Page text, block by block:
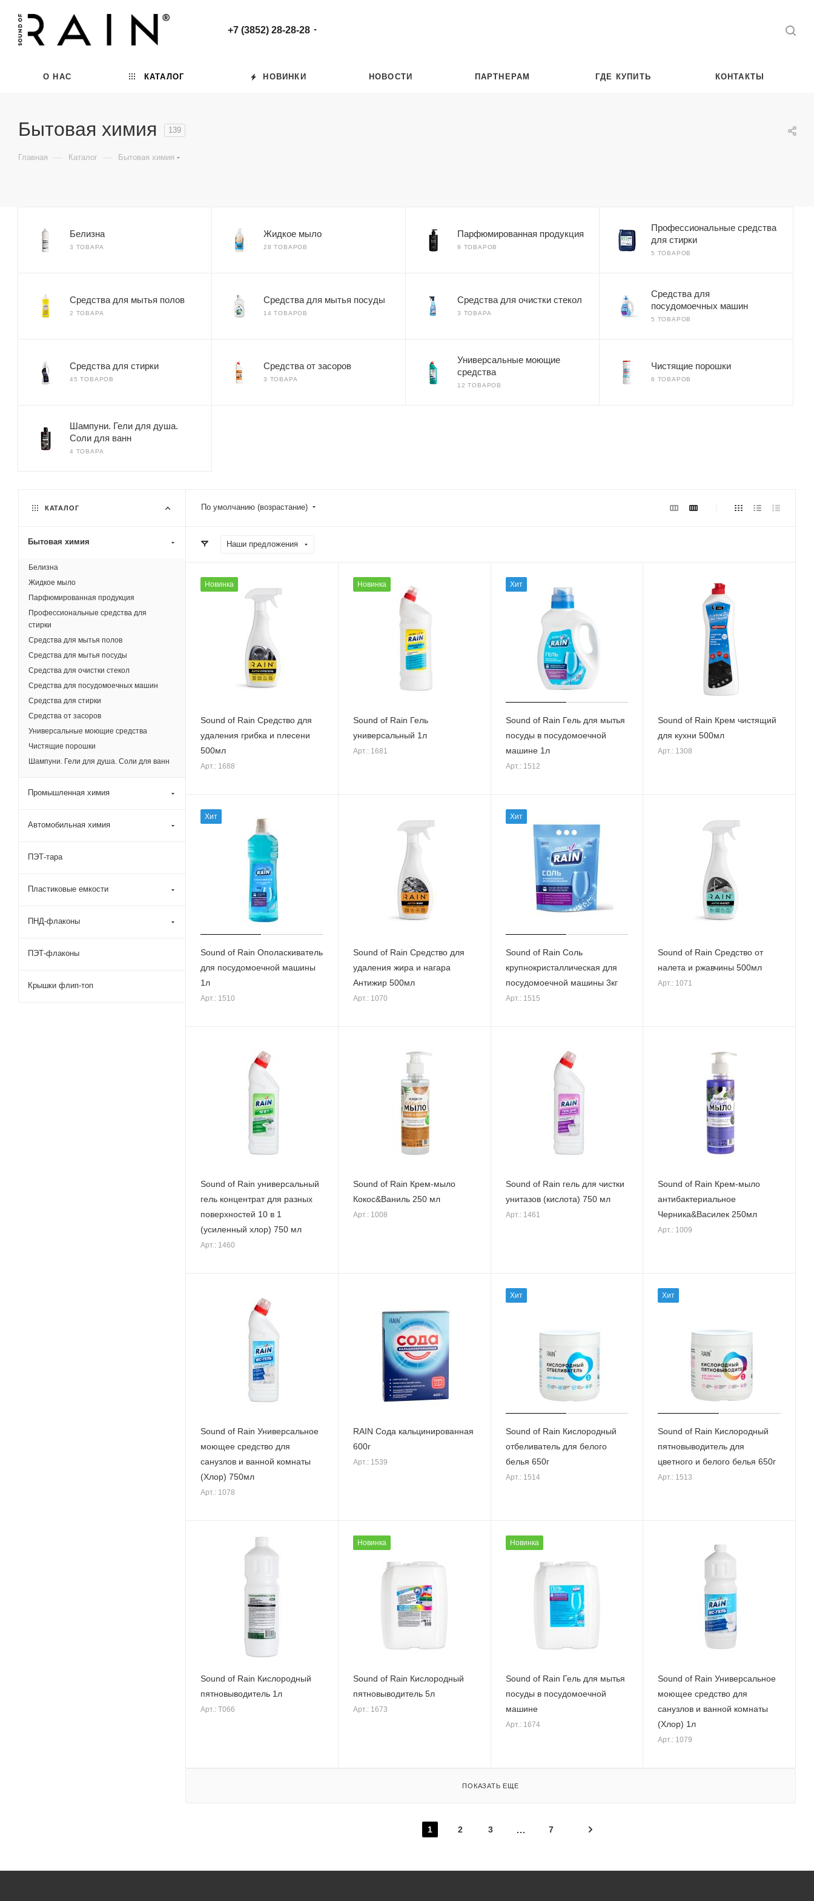
+7 (3852) 28-28-28
О НАС КАТАЛОГ НОВИНКИ НОВОСТИ ПАРТНЕРАМ ГДЕ КУПИТЬ КОНТАКТЫ
Бытовая химия 139
Главная — Каталог — Бытовая химия
Белизна
3 ТОВАРА
Жидкое мыло
28 ТОВАРОВ
Парфюмированная продукция
9 ТОВАРОВ
Профессиональные средства
для стирки
5 ТОВАРОВ
Средства для мытья полов
2 ТОВАРА
Средства для мытья посуды
14 ТОВАРОВ
Средства для очистки стекол
3 ТОВАРА
Средства для
посудомоечных машин
5 ТОВАРОВ
Средства для стирки
45 ТОВАРОВ
Средства от засоров
3 ТОВАРА
Универсальные моющие
средства
12 ТОВАРОВ
Чистящие порошки
6 ТОВАРОВ
Шампуни. Гели для душа.
Соли для ванн
4 ТОВАРА
По умолчанию (возрастание)
Наши предложения
Новинка
Sound of Rain Средство для
удаления грибка и плесени
500мл
Арт.: 1688
Новинка
Sound of Rain Гель
универсальный 1л
Арт.: 1681
Хит
Sound of Rain Гель для мытья
посуды в посудомоечной
машине 1л
Арт.: 1512
Sound of Rain Крем чистящий
для кухни 500мл
Арт.: 1308
Хит
Sound of Rain Ополаскиватель
для посудомоечной машины
1л
Арт.: 1510
Sound of Rain Средство для
удаления жира и нагара
Антижир 500мл
Арт.: 1070
Хит
Sound of Rain Соль
крупнокристаллическая для
посудомоечной машины 3кг
Арт.: 1515
Sound of Rain Средство от
налета и ржавчины 500мл
Арт.: 1071
Sound of Rain универсальный
гель концентрат для разных
поверхностей 10 в 1
(усиленный хлор) 750 мл
Арт.: 1460
Sound of Rain Крем-мыло
Кокос&Ваниль 250 мл
Арт.: 1008
Sound of Rain гель для чистки
унитазов (кислота) 750 мл
Арт.: 1461
Sound of Rain Крем-мыло
антибактериальное
Черника&Василек 250мл
Арт.: 1009
Sound of Rain Универсальное
моющее средство для
санузлов и ванной комнаты
(Хлор) 750мл
Арт.: 1078
RAIN Сода кальцинированная
600г
Арт.: 1539
Хит
Sound of Rain Кислородный
отбеливатель для белого
белья 650г
Арт.: 1514
Хит
Sound of Rain Кислородный
пятновыводитель для
цветного и белого белья 650г
Арт.: 1513
Sound of Rain Кислородный
пятновыводитель 1л
Арт.: Т066
Новинка
Sound of Rain Кислородный
пятновыводитель 5л
Арт.: 1673
Новинка
Sound of Rain Гель для мытья
посуды в посудомоечной
машине
Арт.: 1674
Sound of Rain Универсальное
моющее средство для
санузлов и ванной комнаты
(Хлор) 1л
Арт.: 1079
ПОКАЗАТЬ ЕЩЕ
1 2 3 7
КАТАЛОГ
Бытовая химия
Белизна
Жидкое мыло
Парфюмированная продукция
Профессиональные средства для
стирки
Средства для мытья полов
Средства для мытья посуды
Средства для очистки стекол
Средства для посудомоечных машин
Средства для стирки
Средства от засоров
Универсальные моющие средства
Чистящие порошки
Шампуни. Гели для душа. Соли для ванн
Промышленная химия
Автомобильная химия
ПЭТ-тара
Пластиковые емкости
ПНД-флаконы
ПЭТ-флаконы
Крышки флип-топ